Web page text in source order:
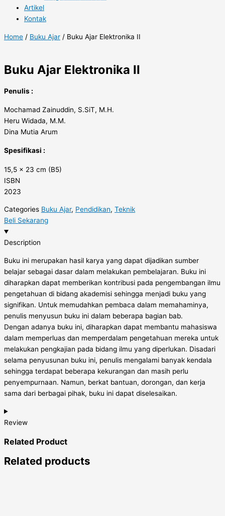
Artikel
Kontak
Home / Buku Ajar / Buku Ajar Elektronika II
Buku Ajar Elektronika II
Penulis :
Mochamad Zainuddin, S.SiT, M.H.
Heru Widada, M.M.
Dina Mutia Arum
Spesifikasi :
15,5 x 23 cm (B5)
ISBN
2023
Categories Buku Ajar, Pendidikan, Teknik
Beli Sekarang
Description
Buku ini merupakan hasil karya yang dapat dijadikan sumber
belajar sebagai dasar dalam melakukan pembelajaran. Buku ini
diharapkan dapat memberikan kontribusi pada pengembangan ilmu
pengetahuan di bidang akademisi sehingga menjadi buku yang
signifikan. Untuk memudahkan pembaca dalam memahaminya,
penulis menyusun buku ini dalam beberapa bagian bab.
Dengan adanya buku ini, diharapkan dapat membantu mahasiswa
dalam memperluas dan memperdalam pengetahuan mereka untuk
melakukan pengkajian pada bidang ilmu yang diperlukan. Disadari
selama penyusunan buku ini, penulis mengalami banyak kendala
sehingga terdapat beberapa kekurangan dan masih perlu
penyempurnaan. Namun, berkat bantuan, dorongan, dan kerja
sama dari berbagai pihak, buku ini dapat diselesaikan.
Review
Related Product
Related products